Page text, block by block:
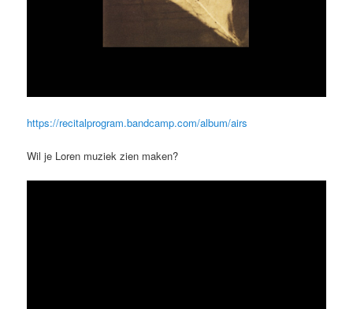
https://recitalprogram.bandcamp.com/album/airs
Wil je Loren muziek zien maken?